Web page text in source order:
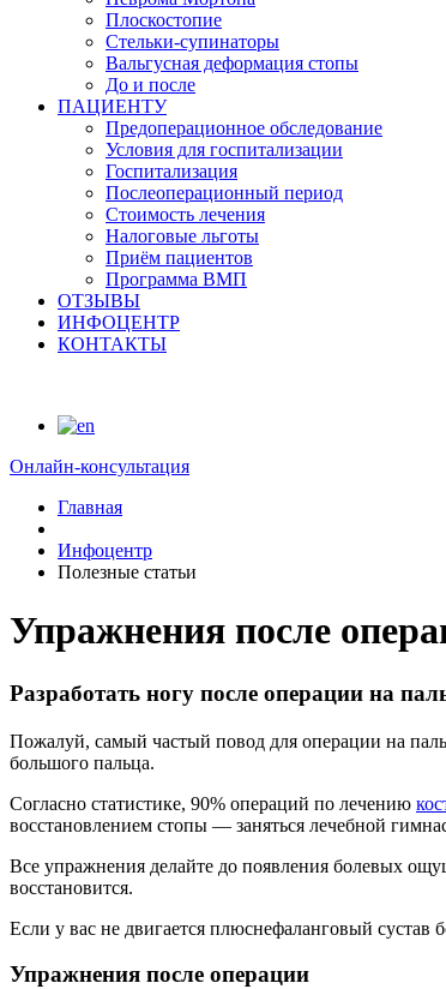
Плоскостопие
Стельки-супинаторы
Вальгусная деформация стопы
До и после
ПАЦИЕНТУ
Предоперационное обследование
Условия для госпитализации
Госпитализация
Послеоперационный период
Стоимость лечения
Налоговые льготы
Приём пациентов
Программа ВМП
ОТЗЫВЫ
ИНФОЦЕНТР
КОНТАКТЫ
Онлайн-консультация
Главная
Инфоцентр
Полезные статьи
Упражнения после
Разработать ногу после операции на
Пожалуй, самый частый повод для операции на
большого пальца.
Согласно статистике, 90% операций по лечению
восстановлением стопы — заняться лечебной
Все упражнения делайте до появления болевых
восстановится.
Если у вас не двигается плюснефаланговый сустав
Упражнения после операции